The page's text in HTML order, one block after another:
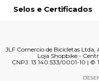
Selos e Certificados
JLF Comercio de Bicicletas Ltda,
Loja Shopbike -
CNPJ: 13.140.533/0001-10 | ©